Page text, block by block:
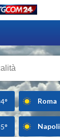
Roma
Napoli